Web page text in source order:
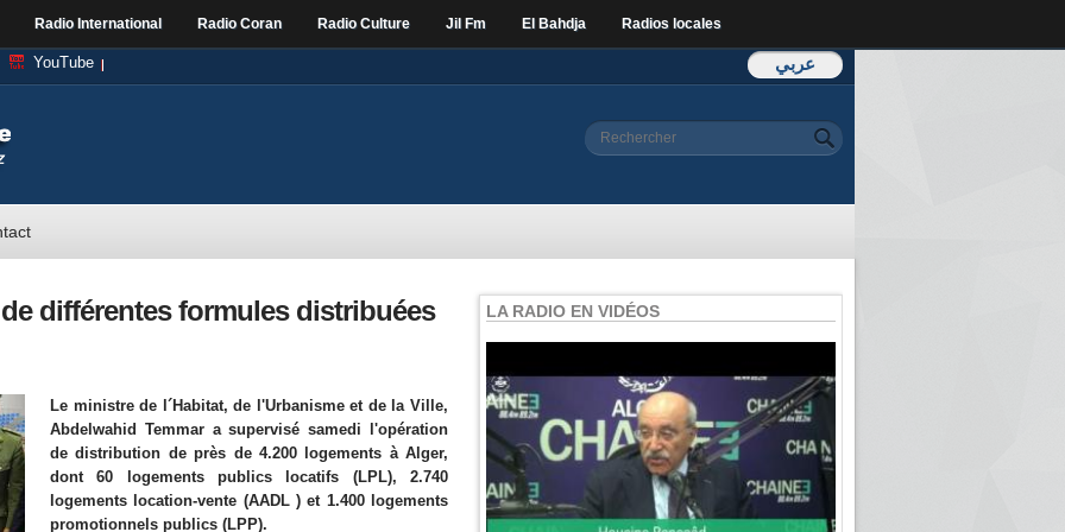
Radio International Radio Coran Radio Culture Jil Fm El Bahdja Radios locales
عربي YouTube
Formulaire de
Rechercher
différentes formules distribuées
Le ministre de l´Habitat, de l'Urbanisme et de la Ville,
Abdelwahid Temmar a supervisé samedi l'opération
de distribution de près de 4.200 logements à Alger,
dont 60 logements publics locatifs (LPL), 2.740
logements location-vente (AADL ) et 1.400 logements
promotionnels publics (LPP).
LA RADIO EN VIDÉOS